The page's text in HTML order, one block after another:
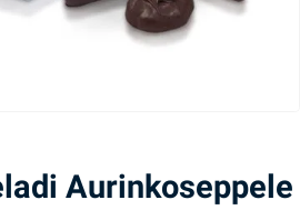
Aurinkoseppele